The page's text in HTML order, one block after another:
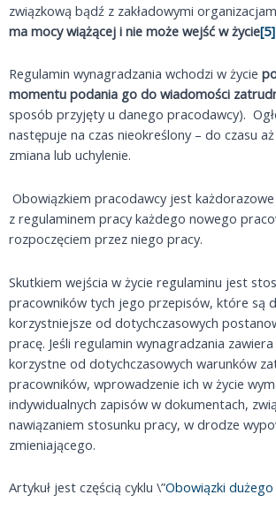
związkową bądź z zakładowymi
ma mocy wiążącej i nie może wejść w życie[5]
Regulamin wynagradzania wchodzi w życie
momentu podania go do wiadomości
sposób przyjęty u danego pracodawcy).
następuje na czas nieokreślony – do czasu
zmiana lub uchylenie.
Obowiązkiem pracodawcy jest
z regulaminem pracy każdego nowego
rozpoczęciem przez niego pracy.
Skutkiem wejścia w życie regulaminu jest
pracowników tych jego przepisów, które są
korzystniejsze od dotychczasowych
pracę. Jeśli regulamin wynagradzania
korzystne od dotychczasowych warunków
pracowników, wprowadzenie ich w życie
indywidualnych zapisów w dokumentach,
nawiązaniem stosunku pracy, w drodze
zmieniającego.
Artykuł jest częścią cyklu \”Obowiązki